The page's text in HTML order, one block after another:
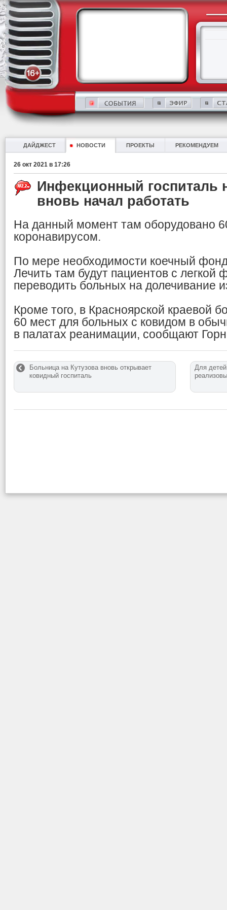
ДАЙДЖЕСТ НОВОСТИ ПРОЕКТЫ РЕКОМЕНДУЕМ
26 окт 2021 в 17:26
Инфекционный госпиталь
вновь начал работать
На данный момент там оборудовано
коронавирусом.
По мере необходимости коечный фонд
Лечить там будут пациентов с легкой
переводить больных на долечивание
Кроме того, в Красноярской краевой
60 мест для больных с ковидом в
в палатах реанимации, сообщают
Больница на Кутузова вновь открывает
ковидный госпиталь
Для